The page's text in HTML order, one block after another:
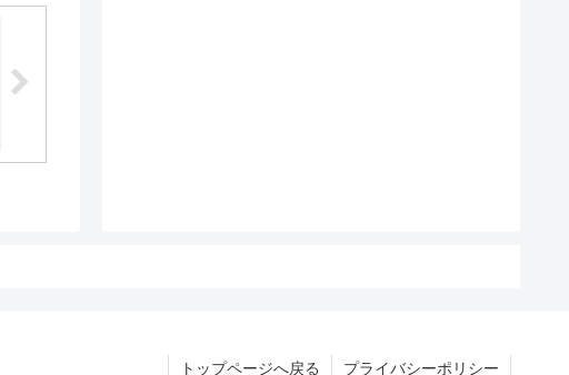
トップページへ戻る プライバシーポリシー